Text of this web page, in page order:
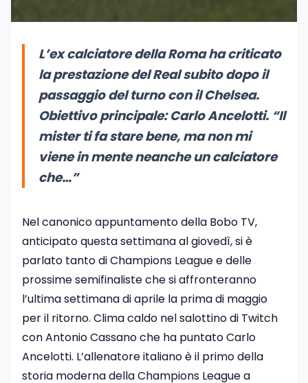
L’ex calciatore della Roma ha criticato
la prestazione del Real subito dopo il
passaggio del turno con il Chelsea.
Obiettivo principale: Carlo Ancelotti. “Il
mister ti fa stare bene, ma non mi
viene in mente neanche un calciatore
che…”
Nel canonico appuntamento della Bobo TV,
anticipato questa settimana al giovedì, si è
parlato tanto di Champions League e delle
prossime semifinaliste che si affronteranno
l’ultima settimana di aprile la prima di maggio
per il ritorno. Clima caldo nel salottino di Twitch
con Antonio Cassano che ha puntato Carlo
Ancelotti. L’allenatore italiano è il primo della
storia moderna della Champions League a